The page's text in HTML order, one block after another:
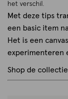
het verschil.
Met deze tips
een basic item
Het is een
experimenteren
Shop de